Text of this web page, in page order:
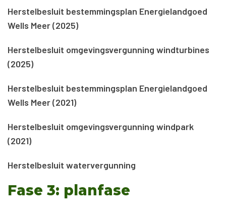
Herstelbesluit bestemmingsplan Energielandgoed
Wells Meer (2025)
Herstelbesluit omgevingsvergunning windturbines
(2025)
Herstelbesluit bestemmingsplan Energielandgoed
Wells Meer (2021)
Herstelbesluit omgevingsvergunning windpark
(2021)
Herstelbesluit watervergunning
Fase 3: planfase